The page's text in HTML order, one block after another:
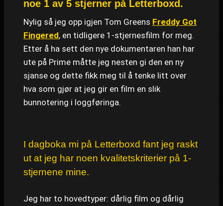
noe 1 av 5 stjerner på Letterboxd.
Nylig så jeg opp igjen Tom Greens Freddy Got
Fingered, en tidligere 1-stjernesfilm for meg.
Etter å ha sett den nye dokumentaren han har
ute på Prime måtte jeg nesten gi den en ny
sjanse og dette fikk meg til å tenke litt over
hva som gjør at jeg gir en film en slik
bunnotering i loggføringa.
I dagboka mi på Letterboxd fant jeg raskt
ut at jeg har noen kvalitetskriterier på 1-
stjernene mine.
Jeg har to hovedtyper: dårlig film og dårlig